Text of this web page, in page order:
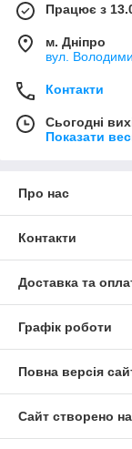
Працює з
м. Дніпро
вул.
Контакти
Сьогодні
Показати
Про нас
Контакти
Доставка та
Графік роботи
Повна версія
Сайт створено